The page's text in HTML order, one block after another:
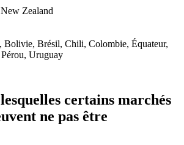
Zealand
Bolivie, Brésil, Chili, Colombie, Équateur,
Pérou, Uruguay
certains marchés
ne pas être